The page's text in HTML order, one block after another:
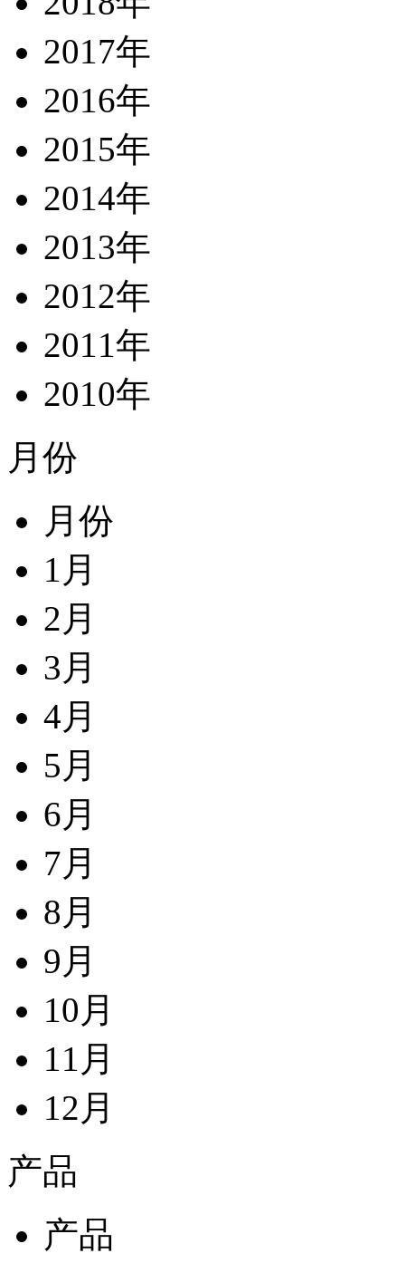
2017年
2016年
2015年
2014年
2013年
2012年
2011年
2010年
月份
月份
1月
2月
3月
4月
5月
6月
7月
8月
9月
10月
11月
12月
产品
产品